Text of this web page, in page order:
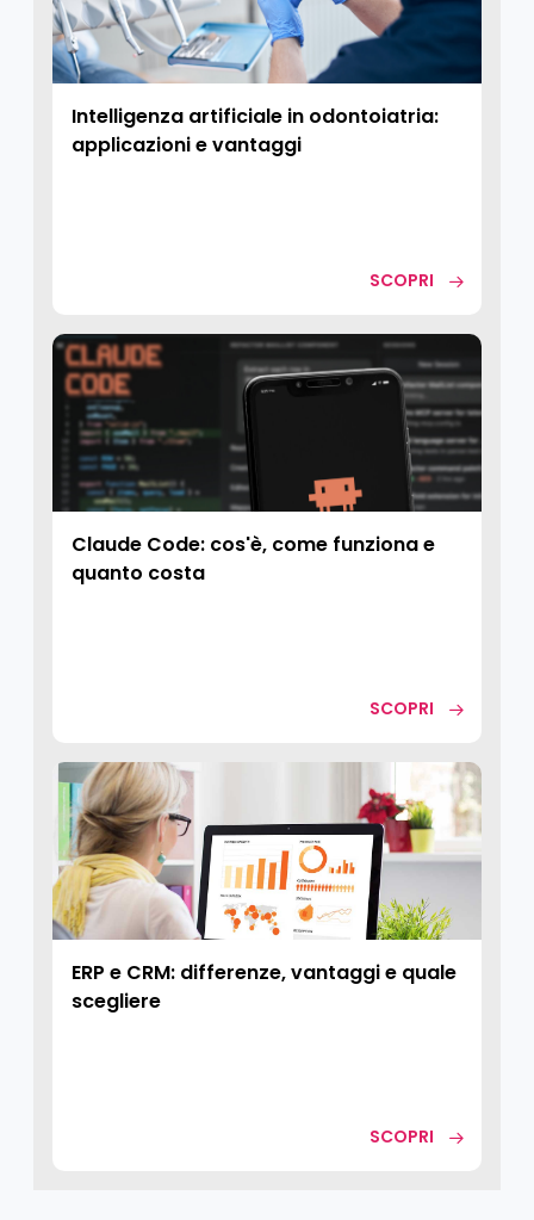
Intelligenza artificiale in odontoiatria:
applicazioni e vantaggi
SCOPRI
Claude Code: cos'è, come funziona e
quanto costa
SCOPRI
ERP e CRM: differenze, vantaggi e quale
scegliere
SCOPRI